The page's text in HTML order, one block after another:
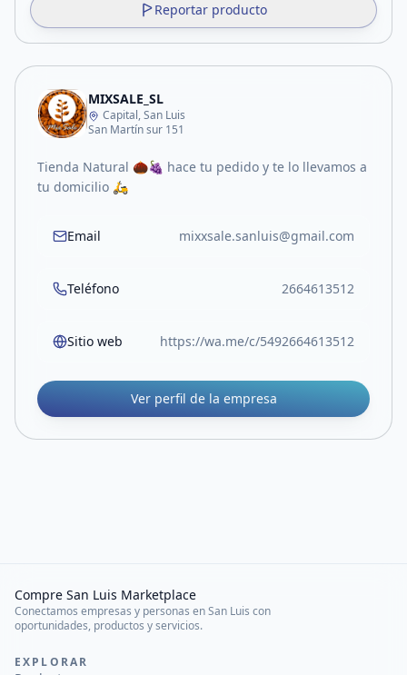
Reportar producto
MIXSALE_SL
Capital, San Luis
San Martín sur 151
Tienda Natural 🌰🍇 hace tu pedido y te lo llevamos a
tu domicilio 🛵
Email mixxsale.sanluis@gmail.com
Teléfono 2664613512
Sitio web https://wa.me/c/5492664613512
Ver perfil de la empresa
Compre San Luis Marketplace
Conectamos empresas y personas en San Luis con
oportunidades, productos y servicios.
EXPLORAR